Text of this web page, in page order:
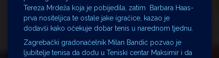
Tereza Mrdeža koja je pobijedila, zatim Barbara Haas-
prva nositeljica te ostale jake igračice, kazao je
dodavši kako očekuje dobar tenis u narednom tjednu.
Zagrebački gradonačelnik Milan Bandić pozvao je
ljubitelje tenisa da dođu u Teniski centar Maksimir i da